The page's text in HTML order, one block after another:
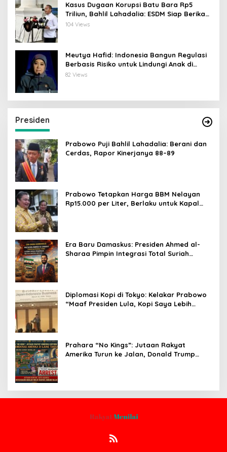
Kasus Dugaan Korupsi Batu Bara Rp5
Triliun, Bahlil Lahadalia: ESDM Siap Berikan
Data
104 Views
Meutya Hafid: Indonesia Bangun Regulasi
Berbasis Risiko untuk Lindungi Anak di
Dunia Digital
82 Views
Presiden
Prabowo Puji Bahlil Lahadalia: Berani dan
Cerdas, Rapor Kinerjanya 88–89
Prabowo Tetapkan Harga BBM Nelayan
Rp15.000 per Liter, Berlaku untuk Kapal
Era Baru Damaskus: Presiden Ahmed al-
Sharaa Pimpin Integrasi Total Suriah
Diplomasi Kopi di Tokyo: Kelakar Prabowo
“Maaf Presiden Lula, Kopi Saya Lebih
Prahara “No Kings”: Jutaan Rakyat
Amerika Turun ke Jalan, Donald Trump